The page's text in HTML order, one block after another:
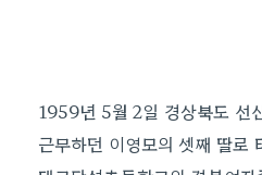
1959년 5월 2일 경상북도 선
근무하던 이영모의 셋째 딸로